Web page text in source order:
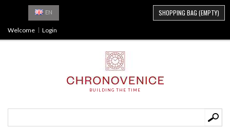
BUILDING THE TIME
EN SHOPPING BAG (EMPTY)
Welcome Login